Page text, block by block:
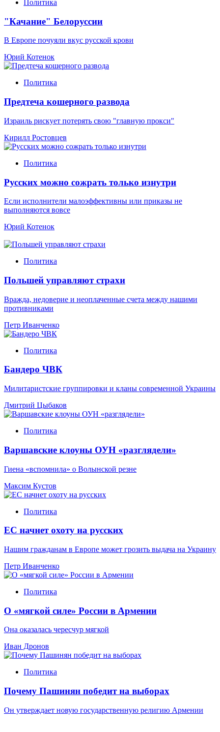
Политика
"Качание" Белоруссии
В Европе почуяли вкус русской крови
Юрий Котенок
Политика
Предтеча кошерного развода
Израиль рискует потерять свою "главную прокси"
Кирилл Ростовцев
Политика
Русских можно сожрать только изнутри
Если исполнители малоэффективны или приказы не
выполняются вовсе
Юрий Котенок
Политика
Польшей управляют страхи
Вражда, недоверие и неоплаченные счета между нашими
противниками
Петр Иванченко
Политика
Бандеро ЧВК
Милитаристские группировки и кланы современной Украины
Дмитрий Цыбаков
Политика
Варшавские клоуны ОУН «разглядели»
Гиена «вспомнила» о Волынской резне
Максим Кустов
Политика
ЕС начнет охоту на русских
Нашим гражданам в Европе может грозить выдача на Украину
Петр Иванченко
Политика
О «мягкой силе» России в Армении
Она оказалась чересчур мягкой
Иван Дронов
Политика
Почему Пашинян победит на выборах
Он утверждает новую государственную религию Армении